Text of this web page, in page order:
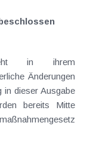
in ihrem
Änderungen
in dieser Ausgabe
bereits Mitte